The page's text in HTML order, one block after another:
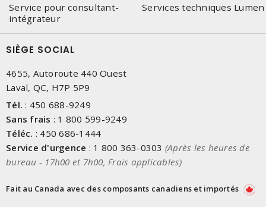
Service pour consultant-
intégrateur
Services techniques Lumen
SIÈGE SOCIAL
4655, Autoroute 440 Ouest
Laval, QC, H7P 5P9
Tél. : 450 688-9249
Sans frais : 1 800 599-9249
Téléc. : 450 686-1444
Service d'urgence : 1 800 363-0303 (Après les heures de
bureau - 17h00 et 7h00, Frais applicables)
Fait au Canada avec des composants canadiens et importés